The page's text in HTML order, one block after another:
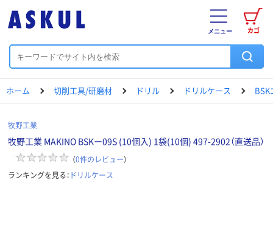
カゴ
メニュー
ホーム 切削工具/研磨材 ドリル ドリルケース BSK
牧野工業
牧野工業 MAKINO BSKー09S (10個入) 1袋(10個) 497-2902（直送品）
（0件のレビュー）
ランキングを見る： ドリルケース